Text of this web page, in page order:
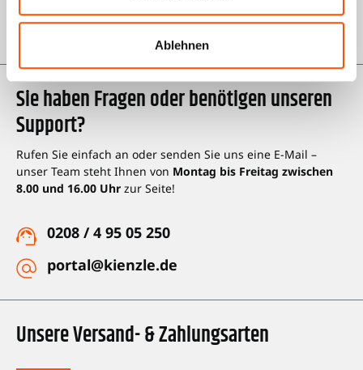
Ablehnen
Karriere bei Kienzle
Unsere Versand- & Zahlungsarten
Sie haben Fragen oder benötigen unseren
Support?
Rufen Sie einfach an oder senden Sie uns eine E-Mail –
unser Team steht Ihnen von Montag bis Freitag zwischen
8.00 und 16.00 Uhr zur Seite!
0208 / 4 95 05 250
portal@kienzle.de